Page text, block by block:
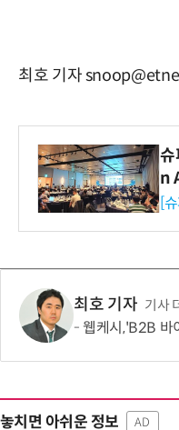
최호 기자
n
리
[
최호 기자 기사
웹케시,'B2B 바이브코딩
놓치면 아쉬운 정보 AD